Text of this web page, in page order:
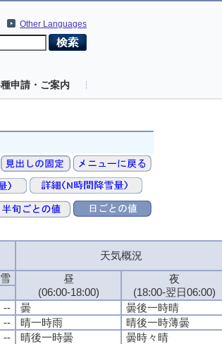
Other Languages
申請・ご案内
天気概況
昼
(06:00-18:00)
夜
(18:00-翌日06:00)
-- 曇
曇後一時晴
-- 晴一時雨
晴後一時薄曇
-- 晴後一時曇
曇時々晴